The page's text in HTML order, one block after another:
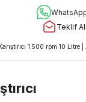
Teklif Al